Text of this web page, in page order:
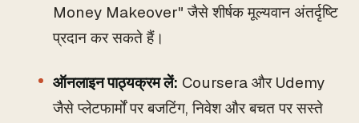
Money Makeover" जैसे शीर्षक मूल्यवान अंतर्दृष्टि
प्रदान कर सकते हैं।
ऑनलाइन पाठ्यक्रम लें: Coursera और Udemy
जैसे प्लेटफार्मों पर बजटिंग, निवेश और बचत पर सस्ते